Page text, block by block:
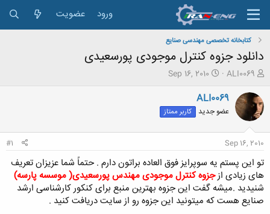
ورود عضویت
کتابخانه تخصصی مهندسی صنایع
دانلود جزوه کنترل موجودی پورسعیدی
ش
و
ع
ک
ن
د
ه
م
و
ض
و
ALI0069
ت
ر
خ
ع
Sep 16, 2010
ALI0069
عضو جدید کاربر ممتاز
Sep 16, 2010
#1
تو این پستم یه سوپرایز فوق العاده براتون دارم . حتماً شما عزیزان تعریف
های زیادی ازجزوه کنترل موجودی مهندس پورسعیدی( موسسه پارسه)
شنیدید .میشه گفت این جزوه بهترین منبع برای کنکور کارشناسی ارشد
صنایع هست که میتونید این جزوه رو از سایت دریافت کنید .